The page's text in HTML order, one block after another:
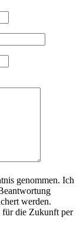
genommen. Ich
werden.
die Zukunft per